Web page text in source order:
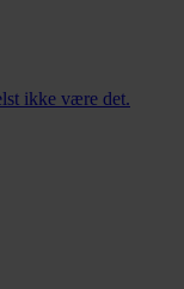
ikke være det.